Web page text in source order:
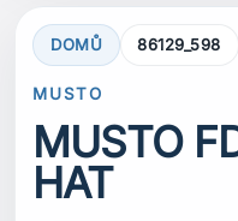
DOMŮ 86129_598
MUSTO
MUSTO
HAT